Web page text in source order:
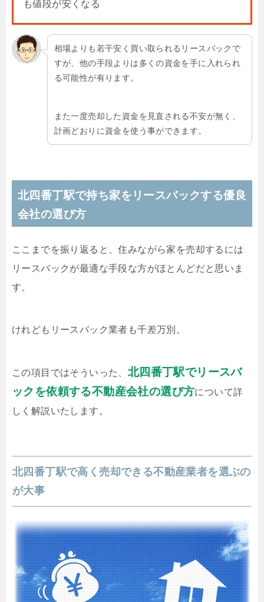
も値段が安くなる
相場よりも若干安く買い取られるリースバックで
すが、他の手段よりは多くの資金を手に入れられ
る可能性が有ります。
また一度売却した資金を見直される不安が無く、
計画どおりに資金を使う事ができます。
北四番丁駅で持ち家をリースバックする優良
会社の選び方
ここまでを振り返ると、住みながら家を売却するには
リースバックが最適な手段な方がほとんどだと思いま
す。
けれどもリースバック業者も千差万別。
この項目ではそういった、 北四番丁駅でリースバ
ックを依頼する不動産会社の選び方について詳
しく解説いたします。
北四番丁駅で高く売却できる不動産業者を選ぶの
が大事